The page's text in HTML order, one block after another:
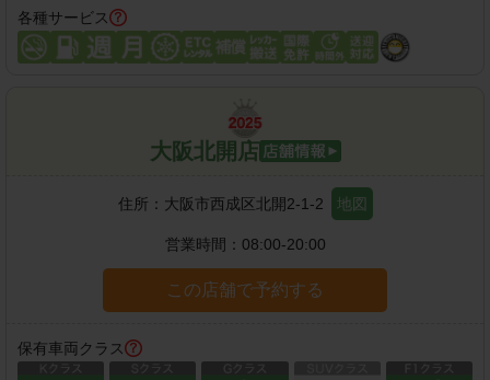
各種サービス
大阪北開店
住所： 大阪市西成区北開2-1-2 地図
営業時間： 08:00-20:00
この店舗で予約する
保有車両クラス